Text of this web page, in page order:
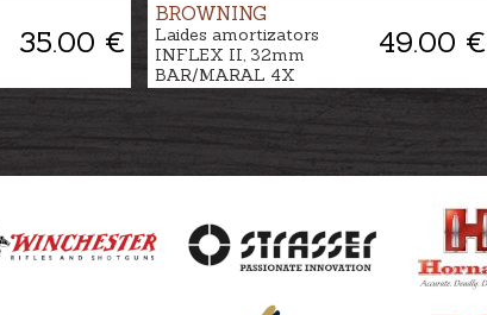
35.00 €
BROWNING
49.00 €
Laides amortizators
INFLEX II, 32mm
BAR/MARAL 4X